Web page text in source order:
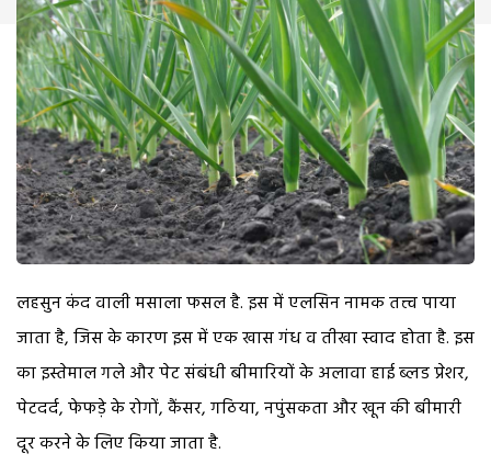
लहसुन कंद वाली मसाला फसल है. इस में एलसिन नामक तत्त्व पाया
जाता है, जिस के कारण इस में एक खास गंध व तीखा स्वाद होता है. इस
का इस्तेमाल गले और पेट संबंधी बीमारियों के अलावा हाई ब्लड प्रेशर,
पेटदर्द, फेफड़े के रोगों, कैंसर, गठिया, नपुंसकता और खून की बीमारी
दूर करने के लिए किया जाता है.